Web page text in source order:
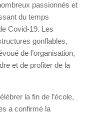
passionnés et
du temps
Covid-19. Les
gonflables,
de l’organisation,
et de profiter de la
la fin de l’école,
a confirmé la